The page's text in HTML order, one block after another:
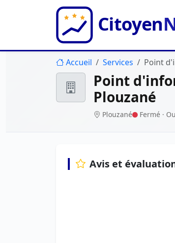
Accueil Services Point
Point
Plouzané
Plouzané Fermé ·
Avis et